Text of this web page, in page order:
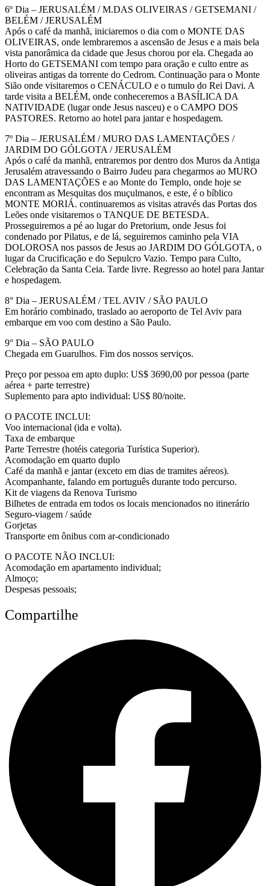
6º Dia – JERUSALÉM / M.DAS OLIVEIRAS / GETSEMANI /
BELÉM / JERUSALÉM
Após o café da manhã, iniciaremos o dia com o MONTE DAS
OLIVEIRAS, onde lembraremos a ascensão de Jesus e a mais bela
vista panorâmica da cidade que Jesus chorou por ela. Chegada ao
Horto do GETSEMANI com tempo para oração e culto entre as
oliveiras antigas da torrente do Cedrom. Continuação para o Monte
Sião onde visitaremos o CENÁCULO e o tumulo do Rei Davi. A
tarde visita a BELÉM, onde conheceremos a BASÍLICA DA
NATIVIDADE (lugar onde Jesus nasceu) e o CAMPO DOS
PASTORES. Retorno ao hotel para jantar e hospedagem.
7º Dia – JERUSALÉM / MURO DAS LAMENTAÇÕES /
JARDIM DO GÓLGOTA / JERUSALÉM
Após o café da manhã, entraremos por dentro dos Muros da Antiga
Jerusalém atravessando o Bairro Judeu para chegarmos ao MURO
DAS LAMENTAÇÕES e ao Monte do Templo, onde hoje se
encontram as Mesquitas dos muçulmanos, e este, é o bíblico
MONTE MORIÁ. continuaremos as visitas através das Portas dos
Leões onde visitaremos o TANQUE DE BETESDA.
Prosseguiremos a pé ao lugar do Pretorium, onde Jesus foi
condenado por Pilatus, e de lá, seguiremos caminho pela VIA
DOLOROSA nos passos de Jesus ao JARDIM DO GÓLGOTA, o
lugar da Crucificação e do Sepulcro Vazio. Tempo para Culto,
Celebração da Santa Ceia. Tarde livre. Regresso ao hotel para Jantar
e hospedagem.
8° Dia – JERUSALÉM / TEL AVIV / SÃO PAULO
Em horário combinado, traslado ao aeroporto de Tel Aviv para
embarque em voo com destino a São Paulo.
9° Dia – SÃO PAULO
Chegada em Guarulhos. Fim dos nossos serviços.
Preço por pessoa em apto duplo: US$ 3690,00 por pessoa (parte
aérea + parte terrestre)
Suplemento para apto individual: US$ 80/noite.
O PACOTE INCLUI:
Voo internacional (ida e volta).
Taxa de embarque
Parte Terrestre (hotéis categoria Turística Superior).
Acomodação em quarto duplo
Café da manhã e jantar (exceto em dias de tramites aéreos).
Acompanhante, falando em português durante todo percurso.
Kit de viagens da Renova Turismo
Bilhetes de entrada em todos os locais mencionados no itinerário
Seguro-viagem / saúde
Gorjetas
Transporte em ônibus com ar-condicionado
O PACOTE NÃO INCLUI:
Acomodação em apartamento individual;
Almoço;
Despesas pessoais;
Compartilhe